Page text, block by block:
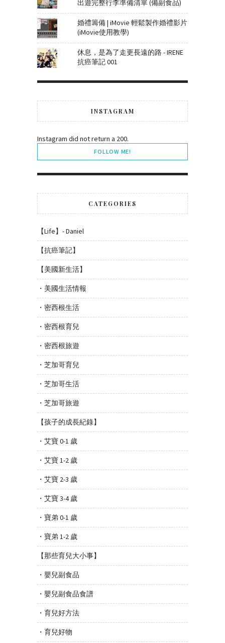
出遊完整行李準備清單 (備副食品)
婚禮籌備 | iMovie 輕鬆製作婚禮影片
(iMovie使用教學)
休息，是為了走更長遠的路 - IRENE
抗癌筆記 001
INSTAGRAM
Instagram did not return a 200.
FOLLOW ME!
CATEGORIES
【Life】- Daniel
【抗癌筆記】
【美國新生活】
・美國生活情報
・密西根生活
・密西根育兒
・密西根旅遊
・芝加哥育兒
・芝加哥生活
・芝加哥旅遊
【孩子的成長紀錄】
・艾寶 0-1 歲
・艾寶 1-2 歲
・艾寶 2-3 歲
・艾寶 3-4 歲
・寶弟 0-1 歲
・寶弟 1-2 歲
【那些育兒大小事】
・嬰兒副食品
・嬰兒副食品食譜
・育兒好方法
・育兒好物